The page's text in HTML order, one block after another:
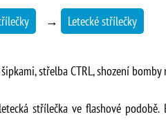
→ Letecké střílečky
střelba CTRL, shození bomby
střílečka ve flashové